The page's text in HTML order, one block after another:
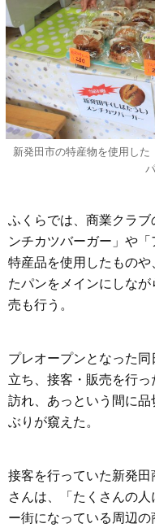
新発田市の特産物を使用した
ふくらでは、商業クラ
ンチカツバーガー」や
特産品を使用したもの
たパンをメインにしな
売も行う。
プレオープンとなった
立ち、接客・販売を行
訪れ、あっという間に
ぶりが窺えた。
接客を行っていた新発
さんは、「たくさんの
ー街になっている周辺